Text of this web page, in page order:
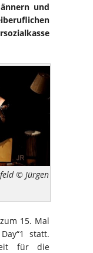
und
© Jürgen
15. Mal
statt.
für die